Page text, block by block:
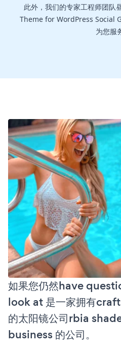
此外，我们的专家工程师团队
Theme for WordPress Social
为您服
如果您仍然have
look at 是一家拥有
的太阳镜公司rbia
business 的公司。